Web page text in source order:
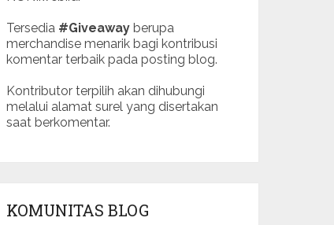
Tersedia #Giveaway berupa
merchandise menarik bagi kontribusi
komentar terbaik pada posting blog.
Kontributor terpilih akan dihubungi
melalui alamat surel yang disertakan
saat berkomentar.
KOMUNITAS BLOG